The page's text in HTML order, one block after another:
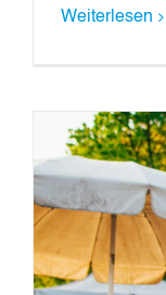
Weiterlesen